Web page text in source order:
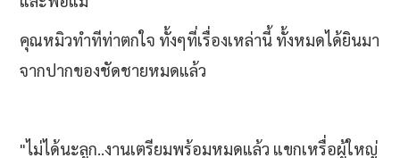
คุณหมิวทำทีท่าตกใจ ทั้งๆที่เรื่องเหล่านี้ ทั้งหมดได้ยินมา
จากปากของชัดชายหมดแล้ว
"ไม่ได้นะลูก..งานเตรียมพร้อมหมดแล้ว แขกเหรื่อผู้ใหญ่